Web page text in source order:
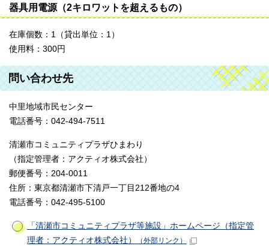
器具用電源（2キロワットを超えるもの）
在庫個数：1（貸出単位：1）
使用料：300円
問い合わせ先
中里地域市民センター
電話番号：042-494-7511
清瀬市コミュニティプラザひまわり
（指定管理者：アクティオ株式会社）
郵便番号：204-0011
住所：東京都清瀬市下清戸一丁目212番地の4
電話番号：042-495-5100
「清瀬市コミュニティプラザ等施設」ホームページ（指定管
理者：アクティオ株式会社）
（外部リンク）